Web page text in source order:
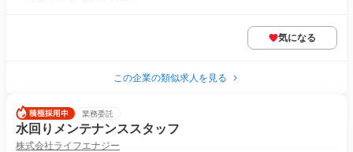
気になる
この企業の類似求人を見る
業務委託
水回りメンテナンススタッフ
株式会社ライフエナジー